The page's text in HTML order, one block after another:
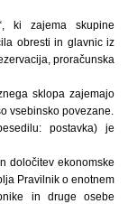
ki zajema skupine
obresti in glavnic iz
proračunska
sklopa zajemajo
vsebinsko povezane.
postavka) je
določitev ekonomske
Pravilnik o enotnem
in druge osebe